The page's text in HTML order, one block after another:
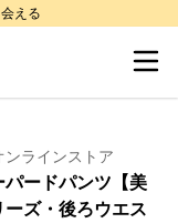
える
ラインストア
パードパンツ【美
ズ・後ろウエス